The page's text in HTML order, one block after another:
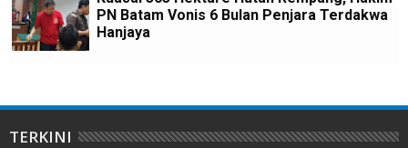
PN Batam Vonis 6 Bulan Penjara Terdakwa
Hanjaya
TERKINI